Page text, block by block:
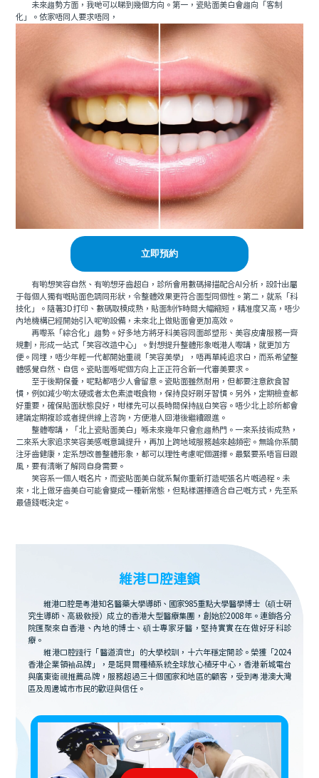
未來趨勢方面，我哋可以睇到幾個方向。第一，瓷貼面美白會趨向「客制
化」。依家唔同人要求唔同，
立即預約
有啲想笑容自然、有啲想牙齒超白，診所會用數碼掃描配合AI分析，設計出屬
于每個人獨有嘅貼面色調同形狀，令整體效果更符合面型同個性。第二，就系「科
技化」。隨著3D打印、數碼取模成熟，貼面制作時間大幅縮短，精准度又高，唔少
內地機構已經開始引入呢啲設備，未來北上做貼面會更加高效。
再嚟系「綜合化」趨勢。好多地方將牙科美容同面部塑形、美容皮膚服務一齊
規劃，形成一站式「笑容改造中心」。對想提升整體形象嘅港人嚟講，就更加方
便。同埋，唔少年輕一代都開始重視「笑容美學」，唔再單純追求白，而系希望整
體感覺自然、自信。瓷貼面喺呢個方向上正正符合新一代審美要求。
至于後期保養，呢點都唔少人會留意。瓷貼面雖然耐用，但都要注意飲食習
慣，例如減少啲太硬或者太色素濃嘅食物，保持良好刷牙習慣。另外，定期檢查都
好重要，確保貼面狀態良好，咁樣先可以長時間保持靓白笑容。唔少北上診所都會
建議定期複診或者提供線上咨詢，方便港人回港後繼續跟進。
整體嚟講，「北上瓷貼面美白」喺未來幾年只會愈趨熱門。一來系技術成熟，
二來系大家追求笑容美感嘅意識提升，再加上跨地域服務越來越頻密。無論你系關
注牙齒健康，定系想改善整體形象，都可以理性考慮呢個選擇。最緊要系唔盲目跟
風，要有清晰了解同自身需要。
笑容系一個人嘅名片，而瓷貼面美白就系幫你重新打造呢張名片嘅過程。未
來，北上做牙齒美白可能會變成一種新常態，但點樣選擇適合自己嘅方式，先至系
最值錢嘅決定。
維港口腔連鎖
維港口腔是粵港知名醫藥大學導師、國家985重點大學醫學博士（碩士研
究生導師、高級教授）成立的香港大型醫療集團，創始於2008年。連鎖各分
院匯聚來自香港、內地的博士、碩士專家牙醫，堅持實實在在做好牙科診
療。
維港口腔踐行「醫道濟世」的大學校訓，十六年穩定開診。榮獲「2024
香港企業領袖品牌」，是諾貝爾種植系統全球放心植牙中心，香港新城電台
與廣東衛視推薦品牌，服務超過三十個國家和地區的顧客，受到粵港澳大灣
區及周邊城市市民的歡迎與信任。